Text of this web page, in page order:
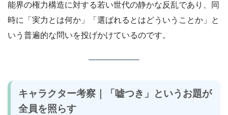
能界の権力構造に対する若い世代の静かな反乱であり、同
時に「実力とは何か」「選ばれるとはどういうことか」と
いう普遍的な問いを投げかけているのです。
キャラクター考察｜「嘘つき」というお題が
全員を照らす